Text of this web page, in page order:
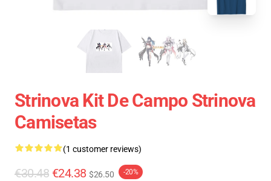
Strinova Kit De Campo Strinova
Camisetas
(1 customer reviews)
€30.48 €24.38 $26.50 -20%